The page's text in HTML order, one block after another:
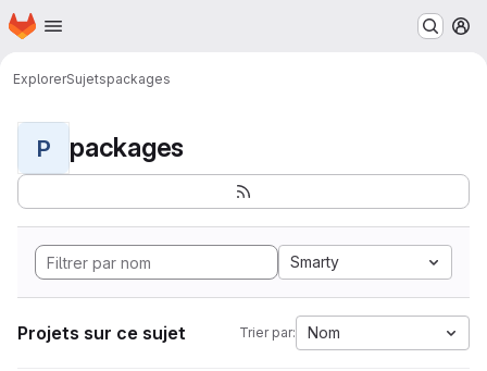
Passer au contenu principal
Page d'accueil
ExplorerSujetspackages
P packages
Smarty
Projets sur ce sujet Trier par: Nom